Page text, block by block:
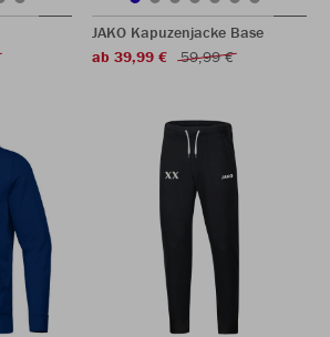
JAKO Kapuzenjacke Base
ab 39,99 €
59,99 €